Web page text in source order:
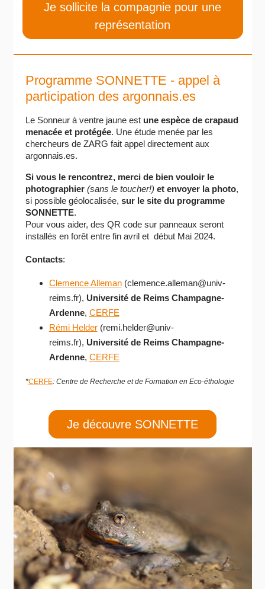
Je sollicite la compagnie pour une
représentation
Programme SONNETTE - appel à
participation des argonnais.es
Le Sonneur à ventre jaune est une espèce de crapaud
menacée et protégée. Une étude menée par les
chercheurs de ZARG fait appel directement aux
argonnais.es.
Si vous le rencontrez, merci de bien vouloir le
photographier (sans le toucher!) et envoyer la photo,
si possible géolocalisée, sur le site du programme
SONNETTE.
Pour vous aider, des QR code sur panneaux seront
installés en forêt entre fin avril et début Mai 2024.
Contacts:
Clemence Alleman(clemence.alleman@univ-
reims.fr), Université de Reims Champagne-
Ardenne, CERFE
Rémi Helder(remi.helder@univ-
reims.fr), Université de Reims Champagne-
Ardenne, CERFE
*CERFE: Centre de Recherche et de Formation en Eco-éthologie
Je découvre SONNETTE